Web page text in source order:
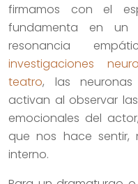
firmamos con el
fundamenta en un
resonancia
investigaciones
teatro, las
activan al observar
emocionales del
que nos hace sentir,
interno.